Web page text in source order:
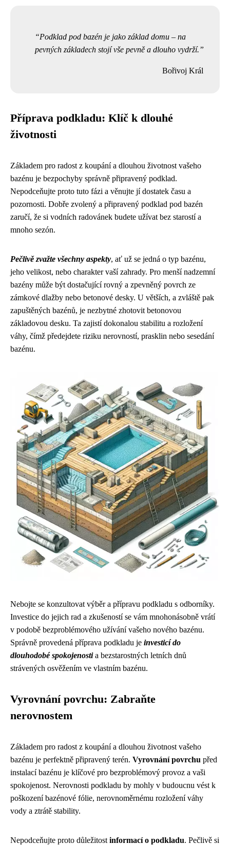
Podklad pod bazén je jako základ domu – na
pevných základech stojí vše pevně a dlouho vydrží.
Bořivoj Král
Příprava podkladu: Klíč k dlouhé
životnosti
Základem pro radost z koupání a dlouhou životnost vašeho
bazénu je bezpochyby správně připravený podklad.
Nepodceňujte proto tuto fázi a věnujte jí dostatek času a
pozornosti. Dobře zvolený a připravený podklad pod bazén
zaručí, že si vodních radovánek budete užívat bez starostí a
mnoho sezón.
Pečlivě zvažte všechny aspekty, ať už se jedná o typ bazénu,
jeho velikost, nebo charakter vaší zahrady. Pro menší nadzemní
bazény může být dostačující rovný a zpevněný povrch ze
zámkové dlažby nebo betonové desky. U větších, a zvláště pak
zapuštěných bazénů, je nezbytné zhotovit betonovou
základovou desku. Ta zajistí dokonalou stabilitu a rozložení
váhy, čímž předejdete riziku nerovností, prasklin nebo sesedání
bazénu.
Nebojte se konzultovat výběr a přípravu podkladu s odborníky.
Investice do jejich rad a zkušeností se vám mnohonásobně vrátí
v podobě bezproblémového užívání vašeho nového bazénu.
Správně provedená příprava podkladu je investicí do
dlouhodobé spokojenostia bezstarostných letních dnů
strávených osvěžením ve vlastním bazénu.
Vyrovnání povrchu: Zabraňte
nerovnostem
Základem pro radost z koupání a dlouhou životnost vašeho
bazénu je perfektně připravený terén. Vyrovnání povrchu před
instalací bazénu je klíčové pro bezproblémový provoz a vaši
spokojenost. Nerovnosti podkladu by mohly v budoucnu vést k
poškození bazénové fólie, nerovnoměrnému rozložení váhy
vody a ztrátě stability.
Nepodceňujte proto důležitost informací o podkladu. Pečlivě si